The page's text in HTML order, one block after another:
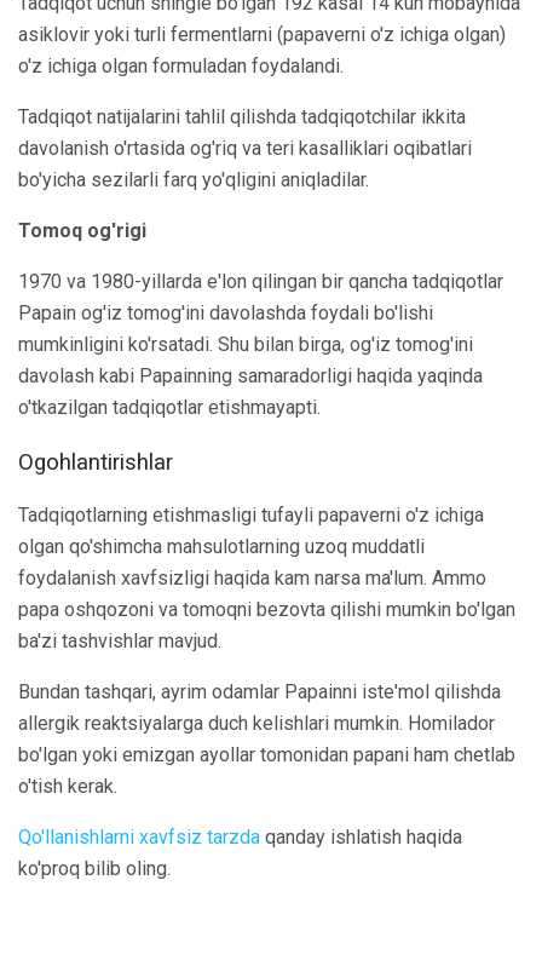
asiklovir yoki turli fermentlarni (papaverni o'z ichiga olgan)
o'z ichiga olgan formuladan foydalandi.
Tadqiqot natijalarini tahlil qilishda tadqiqotchilar ikkita
davolanish o'rtasida og'riq va teri kasalliklari oqibatlari
bo'yicha sezilarli farq yo'qligini aniqladilar.
Tomoq og'rigi
1970 va 1980-yillarda e'lon qilingan bir qancha tadqiqotlar
Papain og'iz tomog'ini davolashda foydali bo'lishi
mumkinligini ko'rsatadi. Shu bilan birga, og'iz tomog'ini
davolash kabi Papainning samaradorligi haqida yaqinda
o'tkazilgan tadqiqotlar etishmayapti.
Ogohlantirishlar
Tadqiqotlarning etishmasligi tufayli papaverni o'z ichiga
olgan qo'shimcha mahsulotlarning uzoq muddatli
foydalanish xavfsizligi haqida kam narsa ma'lum. Ammo
papa oshqozoni va tomoqni bezovta qilishi mumkin bo'lgan
ba'zi tashvishlar mavjud.
Bundan tashqari, ayrim odamlar Papainni iste'mol qilishda
allergik reaktsiyalarga duch kelishlari mumkin. Homilador
bo'lgan yoki emizgan ayollar tomonidan papani ham chetlab
o'tish kerak.
Qo'llanishlarni xavfsiz tarzda qanday ishlatish haqida
ko'proq bilib oling.